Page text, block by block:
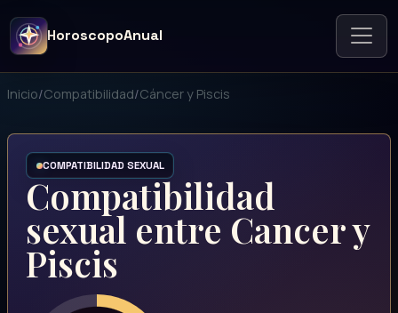
HoroscopoAnual
Inicio/Compatibilidad/Cáncer y Piscis
COMPATIBILIDAD SEXUAL
Compatibilidad
sexual entre Cancer y
Piscis